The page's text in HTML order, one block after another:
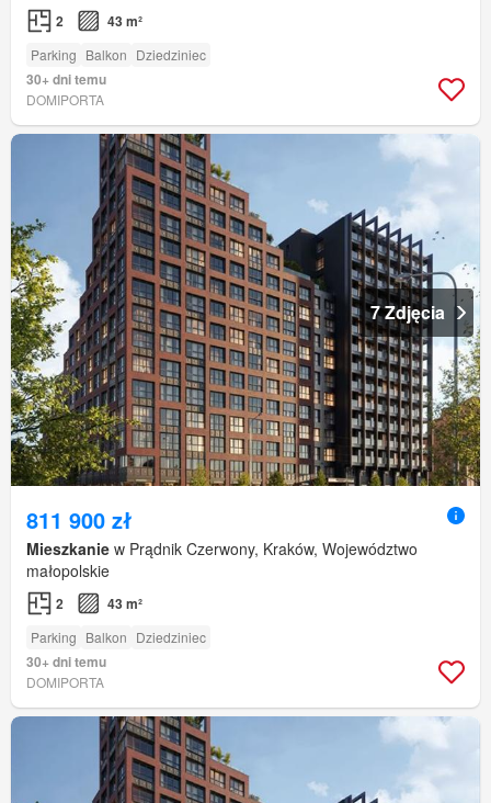
2 43 m²
Parking Balkon Dziedziniec
30+ dni temu
DOMIPORTA
7 Zdjęcia
811 900 zł
Mieszkanie w Prądnik Czerwony, Kraków, Województwo
małopolskie
2 43 m²
Parking Balkon Dziedziniec
30+ dni temu
DOMIPORTA